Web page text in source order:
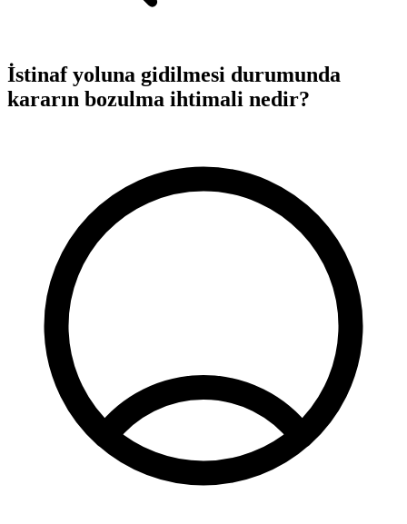
İstinaf yoluna gidilmesi durumunda
kararın bozulma ihtimali nedir?